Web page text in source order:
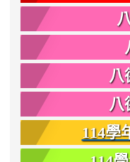
八
八
114學